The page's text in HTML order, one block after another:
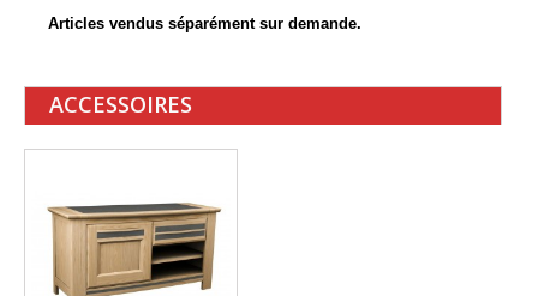
Articles vendus séparément sur demande.
ACCESSOIRES